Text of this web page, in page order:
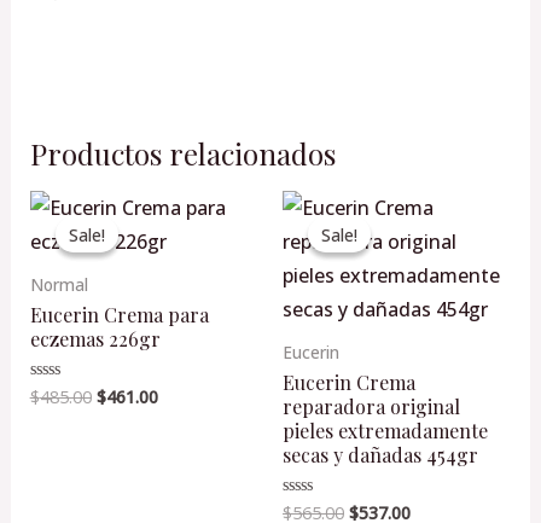
Productos relacionados
Sale!
Sale!
Normal
Eucerin Crema para
eczemas 226gr
Valorado
en
$485.00
Original
price
was:
$485.00.
$461.00
Current
price
is:
Sale!
Sale!
Eucerin
Eucerin Crema
reparadora original
pieles extremadamente
secas y dañadas 454gr
Valorado
$565.00
Original
price
was:
$565.00.
$537.00
Current
price
is:
$537.00.